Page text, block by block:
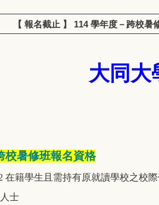
【 報名截止 】 114 學年度－跨校暑
大同大
校暑修班報名資格
在籍學生且需持有原就讀學校之校
士